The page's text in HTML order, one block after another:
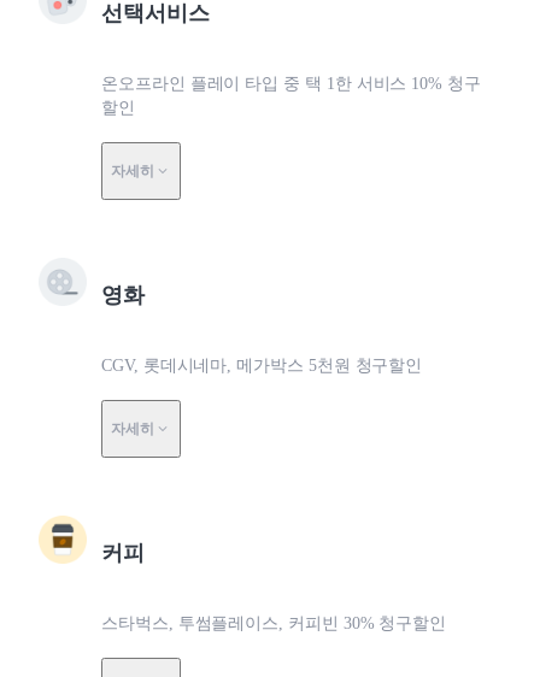
선택서비스
온오프라인 플레이 타입 중 택 1한 서비스 10% 청구
할인
자세히
영화
CGV, 롯데시네마, 메가박스 5천원 청구할인
자세히
커피
스타벅스, 투썸플레이스, 커피빈 30% 청구할인